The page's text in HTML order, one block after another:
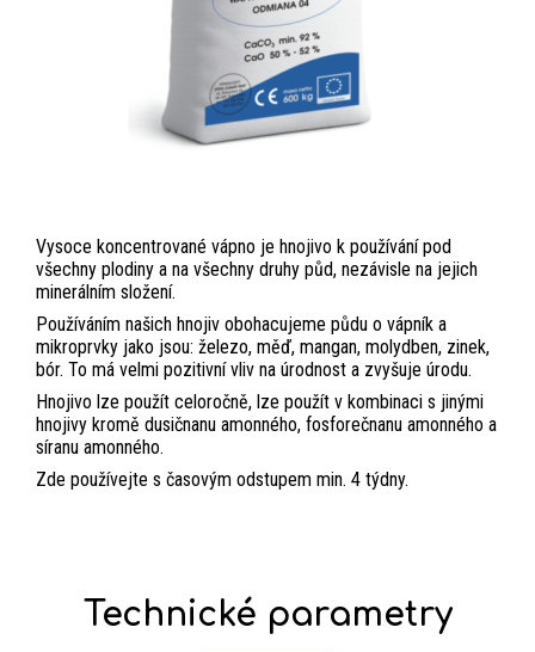
Vysoce koncentrované vápno je hnojivo k používání pod
všechny plodiny a na všechny druhy půd, nezávisle na jejich
minerálním složení.
Používáním našich hnojiv obohacujeme půdu o vápník a
mikroprvky jako jsou: železo, měď, mangan, molydben, zinek,
bór. To má velmi pozitivní vliv na úrodnost a zvyšuje úrodu.
Hnojivo lze použít celoročně, lze použít v kombinaci s jinými
hnojivy kromě dusičnanu amonného, fosforečnanu amonného a
síranu amonného.
Zde používejte s časovým odstupem min. 4 týdny.
Technické parametry